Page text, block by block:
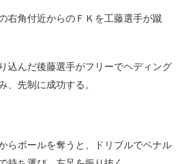
右角付近からのＦＫを工藤選手が蹴
込んだ後藤選手がフリーでヘディング
、先制に成功する。
らボールを奪うと、ドリブルでペナル